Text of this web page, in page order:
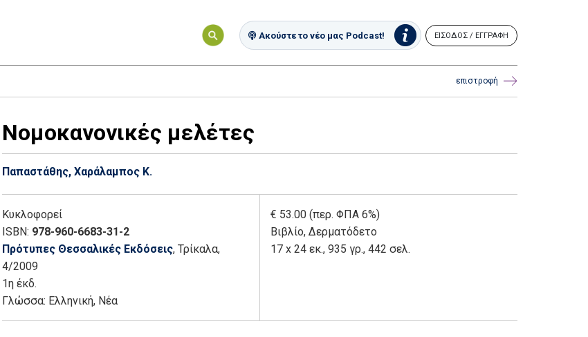
Ακούστε το νέο μας Podcast! ΕΙΣΟΔΟΣ / ΕΓΓΡΑΦΗ
επιστροφή
Νομοκανονικές μελέτες
Παπαστάθης, Χαράλαμπος Κ.
Κυκλοφορεί
ISBN: 978-960-6683-31-2
Πρότυπες Θεσσαλικές Εκδόσεις, Τρίκαλα,
4/2009
1η έκδ.
Γλώσσα: Ελληνική, Νέα
€ 53.00 (περ. ΦΠΑ 6%)
Βιβλίο, Δερματόδετο
17 x 24 εκ., 935 γρ., 442 σελ.